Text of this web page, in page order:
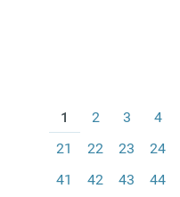
1 2 3 4
21
22 23 24
41
42 43 44